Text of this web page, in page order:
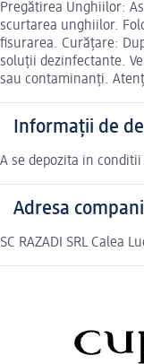
Pregătirea Unghiilor:
scurtarea unghiilor.
fisurarea. Curățare:
soluții dezinfectante.
sau contaminanți.
Informații de
A se depozita in
Adresa
SC RAZADI SRL Calea